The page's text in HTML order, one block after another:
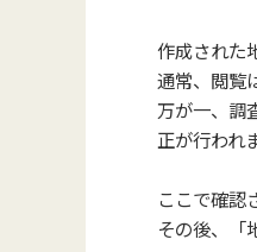
作成された
通常、閲覧
万が一、調
正が行われ
ここで確認
その後、「